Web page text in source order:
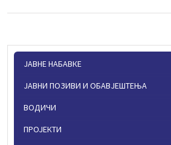
ЈАВНЕ НАБАВКЕ
ЈАВНИ ПОЗИВИ И ОБАВЈЕШТЕЊА
ВОДИЧИ
ПРОЈЕКТИ